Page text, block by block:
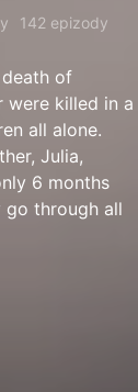
142 epizody
of
were killed in a
all alone.
Julia,
6 months
go through all